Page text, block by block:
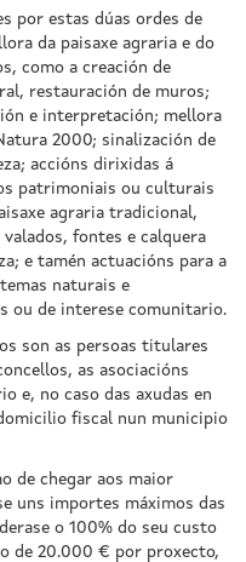
por estas dúas ordes de
da paisaxe agraria e do
como a creación de
restauración de muros;
e interpretación; mellora
2000; sinalización de
accións dirixidas á
patrimoniais ou culturais
agraria tradicional,
fontes e calquera
e tamén actuacións para a
naturais e
ou de interese comunitario.
son as persoas titulares
as asociacións
e, no caso das axudas en
fiscal nun municipio
de chegar aos maior
uns importes máximos das
o 100% do seu custo
de 20.000 € por proxecto,